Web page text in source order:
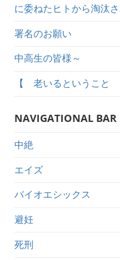
に委ねたヒトから淘汰
署名のお願い
中高生の皆様～
【 老いるということ
NAVIGATIONAL BAR
中絶
エイズ
バイオエシックス
避妊
死刑